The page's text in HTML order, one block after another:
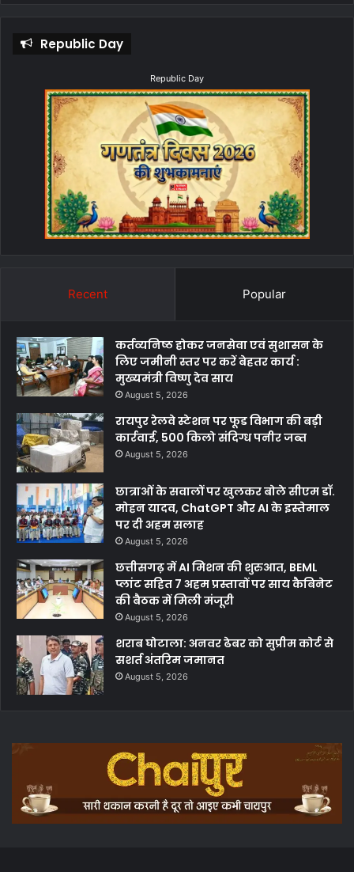
Republic Day
Republic Day
Recent Popular
कर्तव्यनिष्ठ होकर जनसेवा एवं सुशासन के
लिए जमीनी स्तर पर करें बेहतर कार्य :
मुख्यमंत्री विष्णु देव साय
August 5, 2026
रायपुर रेलवे स्टेशन पर फूड विभाग की बड़ी
कार्रवाई, 500 किलो संदिग्ध पनीर जब्त
August 5, 2026
छात्राओं के सवालों पर खुलकर बोले सीएम डॉ.
मोहन यादव, ChatGPT और AI के इस्तेमाल
पर दी अहम सलाह
August 5, 2026
छत्तीसगढ़ में AI मिशन की शुरुआत, BEML
प्लांट सहित 7 अहम प्रस्तावों पर साय कैबिनेट
की बैठक में मिली मंजूरी
August 5, 2026
शराब घोटाला: अनवर ढेबर को सुप्रीम कोर्ट से
सशर्त अंतरिम जमानत
August 5, 2026